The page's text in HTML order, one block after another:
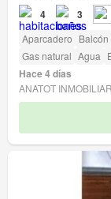
4 3
Aparcadero Balcón
Gas natural Agua
Hace 4 días
ANATOT